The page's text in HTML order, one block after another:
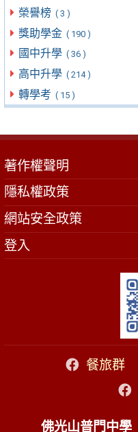
榮譽榜 ( 3 )
獎助學金 ( 190 )
國中升學 ( 36 )
高中升學 ( 214 )
轉學考 ( 15 )
著作權聲明
隱私權政策
網站安全政策
登入
餐旅群
佛光山普門中學